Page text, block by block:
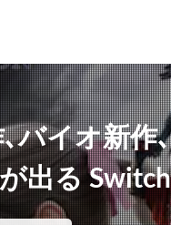
バイオ新作
出る